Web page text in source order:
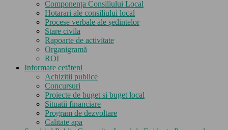
Componența Consiliului Local
Hotarari ale consiliului local
Procese verbale ale ședintelor
Stare civila
Rapoarte de activitate
Organigramă
ROI
Informare cetățeni
Achizitii publice
Concursuri
Proiecte de buget si buget local
Situatii financiare
Program de dezvoltare
Calitate apa